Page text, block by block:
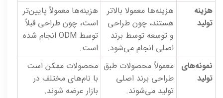
هزینه
تولید
هزینه‌ها معمولا بالاتر
هستند، چون طراحی
و توسعه توسط برند
اصلی انجام می‌شود.
هزینه‌ها معمولاً پایین‌تر
است، چون طراحی قبلاً
توسط ODM انجام شده
است.
نمونه‌های
تولید
معمولاً محصولات طبق
طراحی برند اصلی
تولید می‌شوند.
محصولات ممکن است
با نام‌های مختلف در
بازار عرضه شوند.